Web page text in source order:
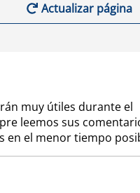
Actualizar página
muy útiles durante el
leemos sus
en el menor tiempo